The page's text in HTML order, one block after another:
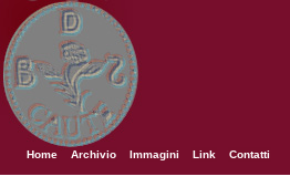
Home Archivio Immagini Link Contatti